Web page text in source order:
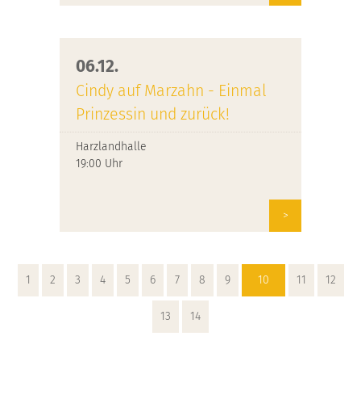
06.12.
Cindy auf Marzahn - Einmal
Prinzessin und zurück!
Harzlandhalle
19:00 Uhr
>
1 2 3 4 5 6 7 8 9 10 11 12
13 14